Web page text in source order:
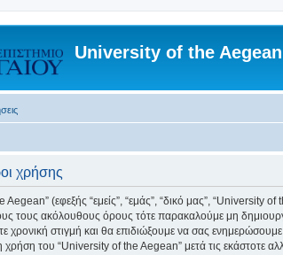
University of the Aegean
χρήσης
(εφεξής “εμείς”, “εμάς”, “δικό μας”,
τους ακόλουθους όρους τότε παρακαλούμε μη
χρονική στιγμή και θα επιδιώξουμε να σας
του “University of the Aegean” μετά τις εκάστοτε